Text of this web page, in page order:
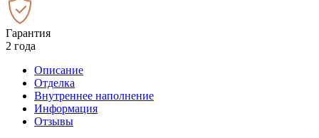
Гарантия
2 года
Описание
Отделка
Внутреннее наполнение
Информация
Отзывы